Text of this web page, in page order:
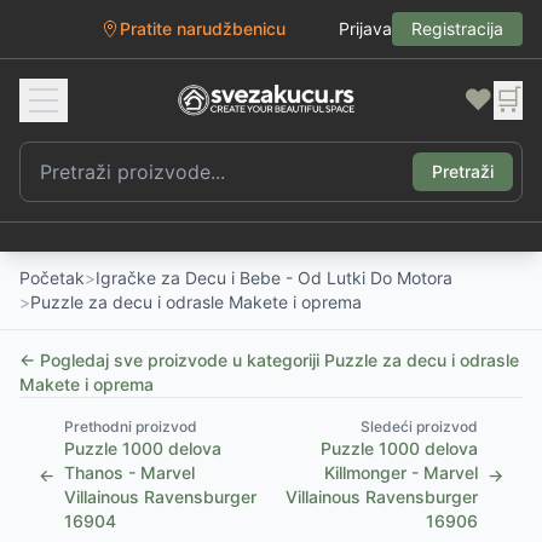
Pratite narudžbenicu Prijava Registracija
❤️ 🛒
Pretraži
Početak>Igračke za Decu i Bebe - Od Lutki Do Motora
>Puzzle za decu i odrasle Makete i oprema
← Pogledaj sve proizvode u kategoriji Puzzle za decu i odrasle
Makete i oprema
←
Prethodni proizvod
Puzzle 1000 delova
Thanos - Marvel
Villainous Ravensburger
16904
Sledeći proizvod
Puzzle 1000 delova
Killmonger - Marvel
Villainous Ravensburger
16906
→